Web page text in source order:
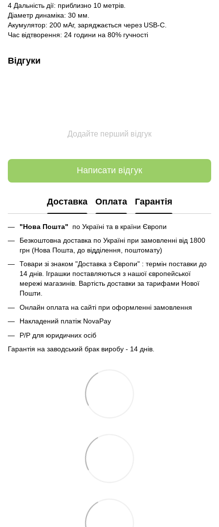
4 Дальність дії: приблизно 10 метрів.
Діаметр динаміка: 30 мм.
Акумулятор: 200 мАг, заряджається через USB-C.
Час відтворення: 24 години на 80% гучності
Відгуки
Додайте перший відгук
Написати відгук
Доставка Оплата Гарантія
"Нова Пошта" по Україні та в країни Європи
Безкоштовна доставка по Україні при замовленні від 1800
грн (Нова Пошта, до відділення, поштомату)
Товари зі знаком "Доставка з Європи" : термін поставки до
14 днів. Іграшки поставляються з нашої європейської
мережі магазинів. Вартість доставки за тарифами Нової
Пошти.
Онлайн оплата на сайті при оформленні замовлення
Накладений платіж NovaPay
Р/Р для юридичних осіб
Гарантія на заводський брак виробу - 14 днів.